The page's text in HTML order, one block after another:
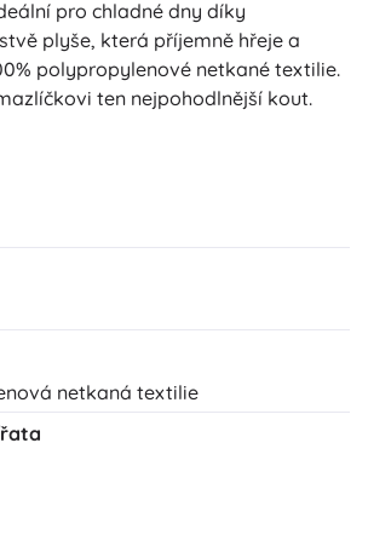
pro chladné dny díky
plyše, která příjemně hřeje a
polypropylenové netkané textilie.
ten nejpohodlnější kout.
netkaná textilie